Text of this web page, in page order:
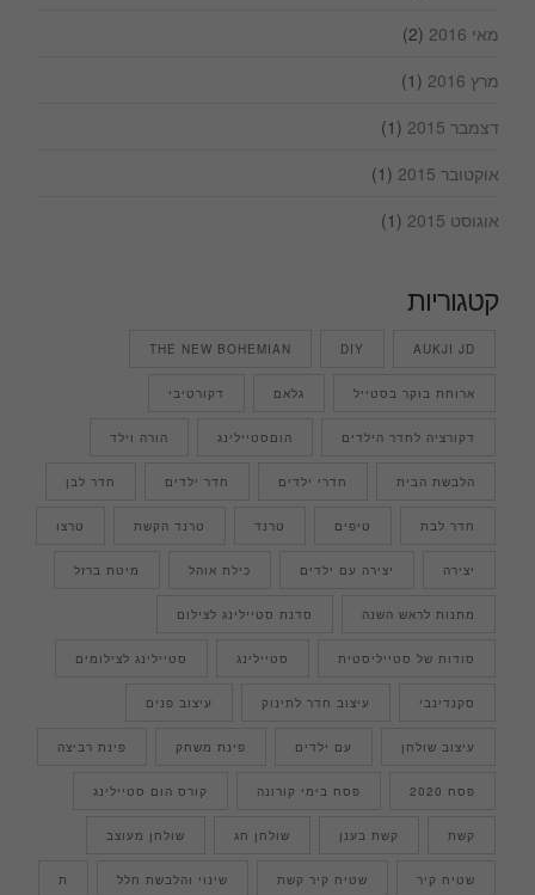
מאי 2016
(2)
מרץ 2016
(1)
דצמבר 2015
(1)
אוקטובר 2015
(1)
אוגוסט 2015
(1)
קטגוריות
AUKJI JD
DIY
THE NEW BOHEMIAN
ארוחת בוקר בסטייל גלאם דקורטיבי
דקורציה לחדר הילדים הוםסטיילינג הורה וילד
הלבשת הבית חדרי ילדים חדר ילדים חדר לבן
חדר לבת טיפים טרנד טרנד הקשת טרצו
יצירה יצירה עם ילדים כילת אוהל מיטת ברזל
מתנות לראש השנה סדנת סטיילינג לצילום
סודות של סטייליסטית סטיילינג סטיילינג לצילומים
סקנדינבי עיצוב חדר לתינוק עיצוב פנים
עיצוב שולחן עם ילדים פינת משחק פינת רביצה
פסח 2020 פסח בימי קורונה קורס הום סטיילינג
קשת קשת בענן שולחן חג שולחן מעוצב
שטיח קיר שטיח קיר קשת שינוי והלבשת חלל ת